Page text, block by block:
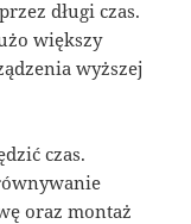
długi czas.
większy
wyższej
czas.
oraz montaż